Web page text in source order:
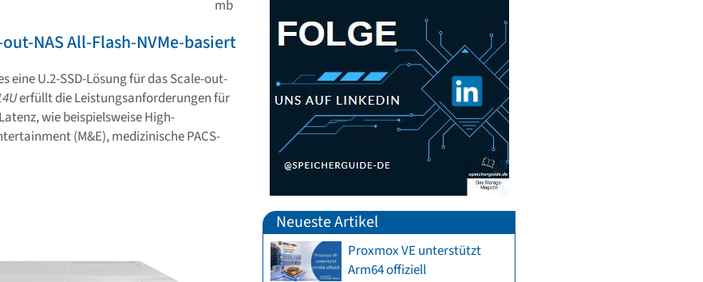
mb
NAS All-Flash-NVMe-basiert
eine U.2-SSD-Lösung für das Scale-out-
erfüllt die Leistungsanforderungen für
wie beispielsweise High-
(M&E), medizinische PACS-
Neueste Artikel
Proxmox VE unterstützt
Arm64 offiziell